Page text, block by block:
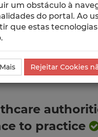
to practice
um obstáculo à
do portal. Ao
que estas
Rejeitar Cookies